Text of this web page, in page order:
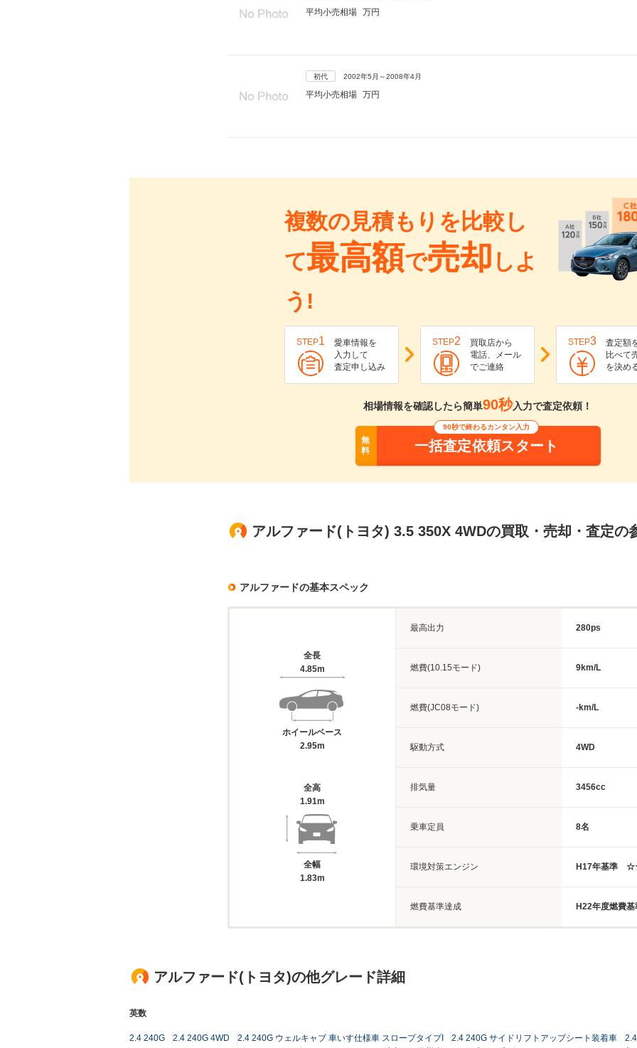
平均小売相場 万円
初代 2002年5月～2008年4月
平均小売相場 万円
複数の見積もりを比較し
て最高額で売却 しよ
う!
STEP1
愛車情報を
入力して
査定申し込み
STEP2
買取店から
電話、メール
でご連絡
STEP3
査定額
比べて
を決め
相場情報を確認したら簡単90秒入力で査定依頼！
無
料
90秒で終わるカンタン入力
一括査定依頼スタート
アルファード(トヨタ) 3.5 350X 4WDの買取・売却・査定の
アルファードの基本スペック
全長
4.85m
ホイールベース
2.95m
全高
1.91m
全幅
1.83m
最高出力 280ps
燃費(10.15モード) 9km/L
燃費(JC08モード) -km/L
駆動方式 4WD
排気量 3456cc
乗車定員 8名
環境対策エンジン H17年基準
燃費基準達成 H22年度燃費
アルファード(トヨタ)の他グレード詳細
英数
2.4 240G 2.4 240G 4WD 2.4 240G ウェルキャブ 車いす仕様車 スロープタイプI 2.4 240G サイドリフトアップシート装着車